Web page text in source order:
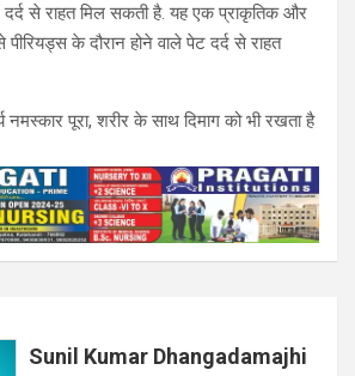
दर्द से राहत मिल सकती है. यह एक प्राकृतिक और
के दौरान होने वाले पेट दर्द से राहत
पूरा, शरीर के साथ दिमाग को भी रखता है
Sunil Kumar Dhangadamajhi